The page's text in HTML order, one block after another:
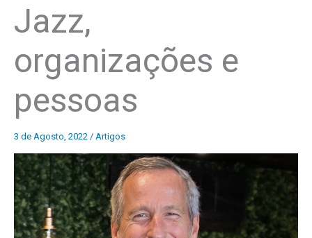
Jazz,
organizações e
pessoas
3 de Agosto, 2022 / Artigos